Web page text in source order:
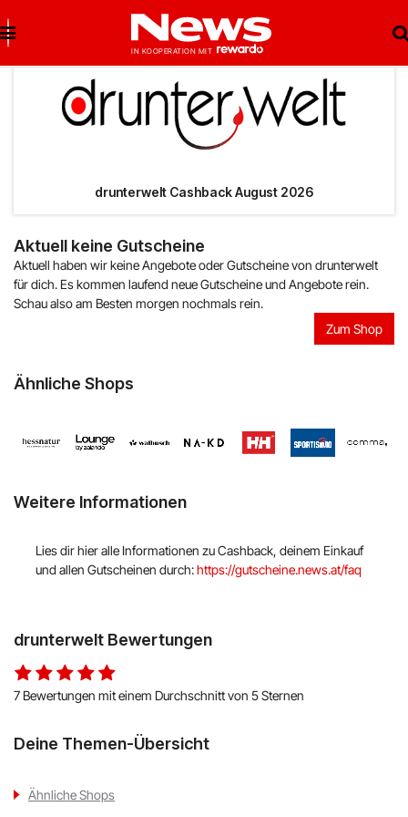
Breuninger
bonprix
Notino
Lieferando
Hello Fresh
BALDUR
Universal
oeticket
HUMANIC
Beste Gutscheine
Neueste Gutscheine
Exklusive Gutscheine
Sonderaktionen
Beste Angebote
Neueste Angebote
Exklusive Angebote
drunterwelt Cashback August 2026
Aktuell keine Gutscheine
Aktuell haben wir keine Angebote oder Gutscheine von drunterwelt
für dich. Es kommen laufend neue Gutscheine und Angebote rein.
Schau also am Besten morgen nochmals rein.
Zum Shop
Ähnliche Shops
Weitere Informationen
Lies dir hier alle Informationen zu Cashback, deinem Einkauf
und allen Gutscheinen durch:https://gutscheine.news.at/faq
drunterwelt Bewertungen
7 Bewertungen mit einem Durchschnitt von 5 Sternen
Deine Themen-Übersicht
Ähnliche Shops